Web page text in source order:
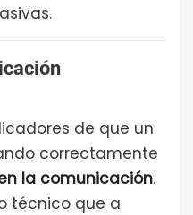
de que un
correctamente
la comunicación.
técnico que a